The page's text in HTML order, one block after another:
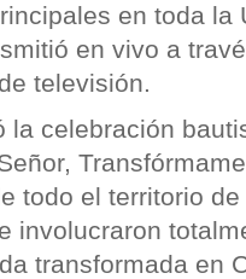
en toda la
en vivo a
televisión.
la celebración
todo el territorio
involucraron
transformada en